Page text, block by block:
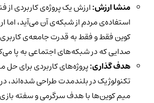
منشا ارزش:ارزش یک پروژه‌ی کاربردی از
استفاده‌ی مردم از شبکه‌ی آن می‌آید، اما
کوین فقط و فقط به قدرت جامعه‌ی کاربری
صدایی که در شبکه‌های اجتماعی به پا
هدف گذاری:پروژه‌های کاربردی برای حل
تکنولوژیک در بلندمدت طراحی شده‌اند،